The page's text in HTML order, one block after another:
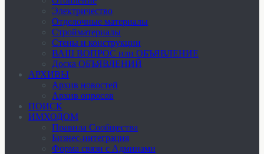
Электричество
Отделочные материалы
Стройматериалы
Стены и конструкции
ВАШ ВОПРОС или ОБЪЯВЛЕНИЕ
Доска ОБЪЯВЛЕНИЙ
АРХИВЫ
Архив новостей
Архив опросов
ПОИСК
ИМХОДОМ
Правила Сообщества
Бизнес-интеграция
Форма связи с Админами